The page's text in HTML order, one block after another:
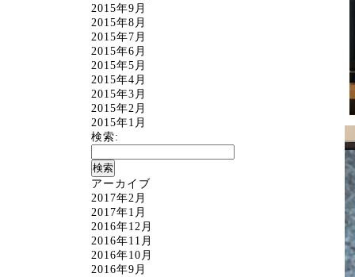
2015年9月
2015年8月
2015年7月
2015年6月
2015年5月
2015年4月
2015年3月
2015年2月
2015年1月
検索:
アーカイブ
2017年2月
2017年1月
2016年12月
2016年11月
2016年10月
2016年9月